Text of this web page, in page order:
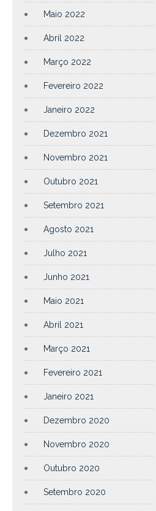
Maio 2022
Abril 2022
Março 2022
Fevereiro 2022
Janeiro 2022
Dezembro 2021
Novembro 2021
Outubro 2021
Setembro 2021
Agosto 2021
Julho 2021
Junho 2021
Maio 2021
Abril 2021
Março 2021
Fevereiro 2021
Janeiro 2021
Dezembro 2020
Novembro 2020
Outubro 2020
Setembro 2020